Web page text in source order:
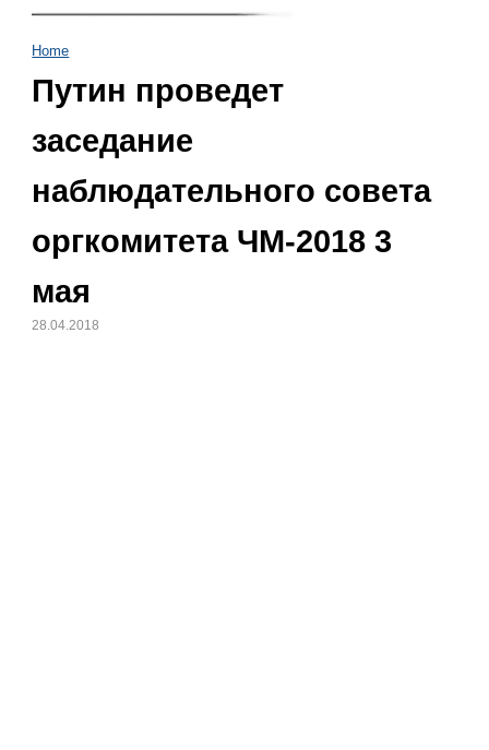
Home
Путин проведет
заседание
наблюдательного совета
оргкомитета ЧМ-2018 3
мая
28.04.2018